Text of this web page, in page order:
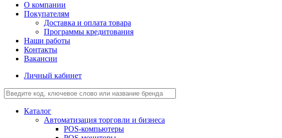
О компании
Покупателям
Доставка и оплата товара
Программы кредитования
Наши работы
Контакты
Вакансии
Личный кабинет
Каталог
Автоматизация торговли и бизнеса
POS-компьютеры